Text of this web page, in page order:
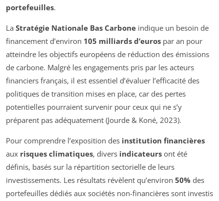
portefeuilles.
La Stratégie Nationale Bas Carbone indique un besoin de
financement d’environ 105 milliards d’euros par an pour
atteindre les objectifs européens de réduction des émissions
de carbone. Malgré les engagements pris par les acteurs
financiers français, il est essentiel d’évaluer l’efficacité des
politiques de transition mises en place, car des pertes
potentielles pourraient survenir pour ceux qui ne s’y
préparent pas adéquatement (Jourde & Koné, 2023).
Pour comprendre l’exposition des institution financières
aux risques climatiques, divers indicateurs ont été
définis, basés sur la répartition sectorielle de leurs
investissements. Les résultats révèlent qu’environ 50% des
portefeuilles dédiés aux sociétés non-financières sont investis